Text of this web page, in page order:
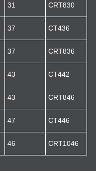
31 CRT830
37 CT436
37 CRT836
43 CT442
43 CRT846
47 CT446
46 CRT1046